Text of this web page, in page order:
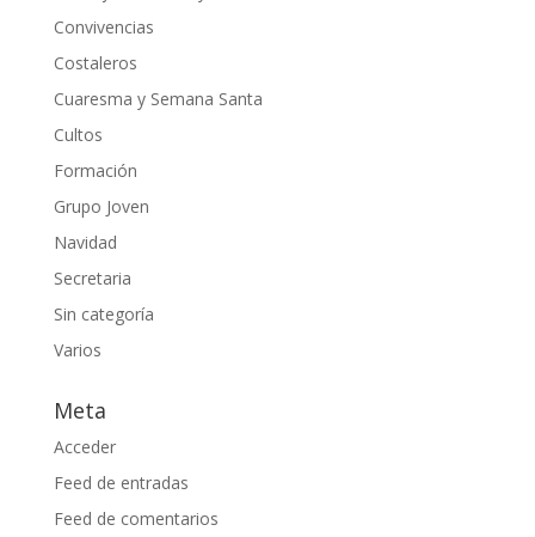
Convivencias
Costaleros
Cuaresma y Semana Santa
Cultos
Formación
Grupo Joven
Navidad
Secretaria
Sin categoría
Varios
Meta
Acceder
Feed de entradas
Feed de comentarios